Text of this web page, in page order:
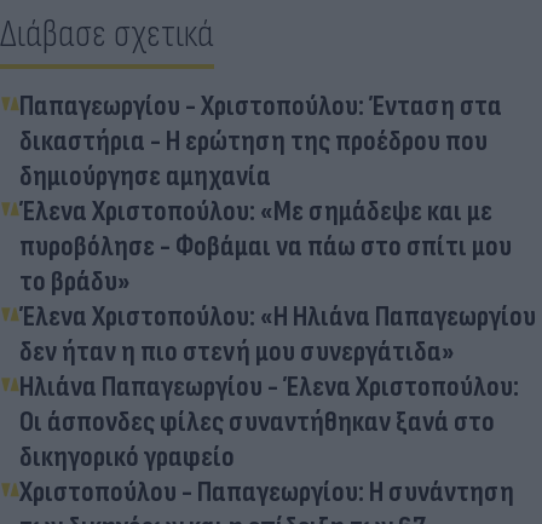
Διάβασε σχετικά
Παπαγεωργίου - Χριστοπούλου: Ένταση στα
δικαστήρια - Η ερώτηση της προέδρου που
δημιούργησε αμηχανία
Έλενα Χριστοπούλου: «Με σημάδεψε και με
πυροβόλησε - Φοβάμαι να πάω στο σπίτι μου
το βράδυ»
Έλενα Χριστοπούλου: «Η Ηλιάνα Παπαγεωργίου
δεν ήταν η πιο στενή μου συνεργάτιδα»
Ηλιάνα Παπαγεωργίου - Έλενα Χριστοπούλου:
Οι άσπονδες φίλες συναντήθηκαν ξανά στο
δικηγορικό γραφείο
Χριστοπούλου - Παπαγεωργίου: Η συνάντηση